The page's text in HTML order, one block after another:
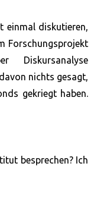
einmal diskutieren,
Forschungsprojekt
nichts gesagt,
gekriegt haben.
besprechen? Ich